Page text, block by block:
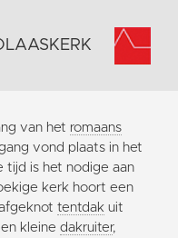
van het romaans
vond plaats in het
tijd is het nodige aan
kerk hoort een
tentdak uit
kleine dakruiter,